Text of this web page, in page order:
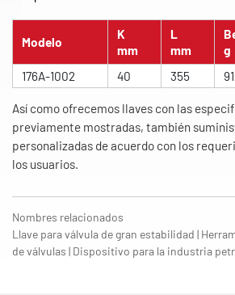
Modelo
K
mm
L
mm
g
176A-1002
40 355
Así como ofrecemos llaves con las
previamente mostradas, también
personalizadas de acuerdo con los
los usuarios.
Nombres relacionados
Llave para válvula de gran estabilidad |
de válvulas | Dispositivo para la industria